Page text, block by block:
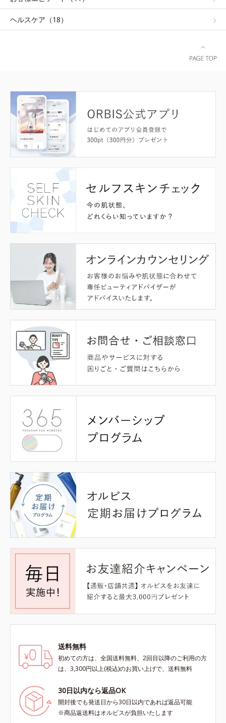
ヘルスケア（18）
送料無料
初めての方は、全国送料無料、2回目以降のご利用の方
は、3,300円以上(税込)のお買い上げで、送料無料
30日以内なら返品OK
開封後でも発送日から30日以内であれば返品可能
※商品返送料はオルビスが負担いたします